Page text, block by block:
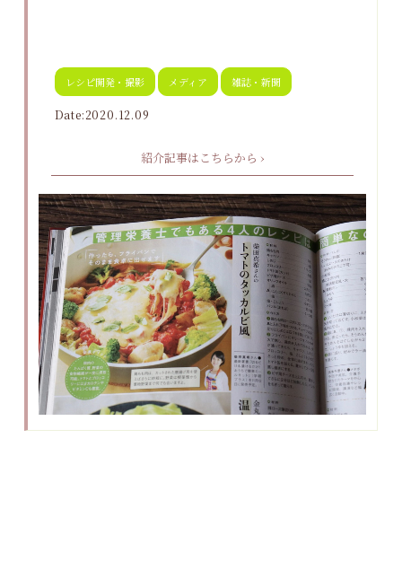
レシピ開発・撮影 メディア 雑誌・新聞
Date:2020.12.09
紹介記事はこちらから ›